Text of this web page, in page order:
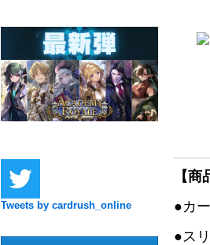
Tweets by cardrush_online
【
●カ
●ス